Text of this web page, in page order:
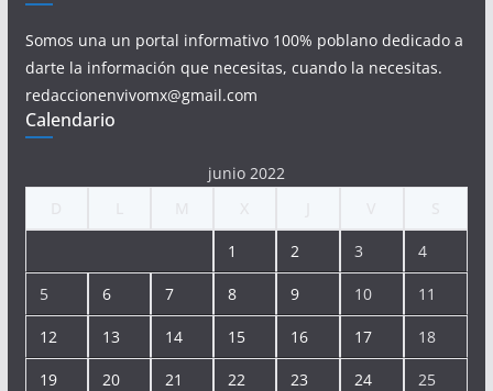
Somos una un portal informativo 100% poblano dedicado a
darte la información que necesitas, cuando la necesitas.
redaccionenvivomx@gmail.com
Calendario
junio 2022
1 2 3 4
5 6 7 8 9 10 11
12 13 14 15 16 17 18
19 20 21 22 23 24 25